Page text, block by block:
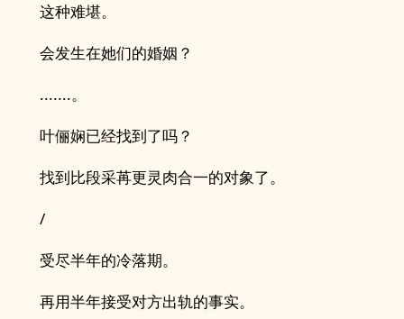
这种难堪。
会发生在她们的婚姻？
.......。
叶俪娴已经找到了吗？
找到比段采苒更灵肉合一的对象了。
/
受尽半年的冷落期。
再用半年接受对方出轨的事实。